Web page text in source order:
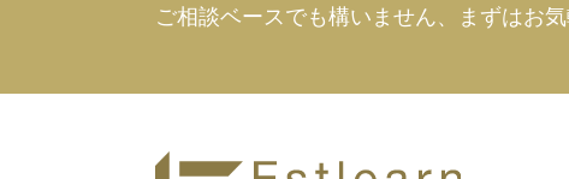
ご相談ベースでも構いません、まずはお